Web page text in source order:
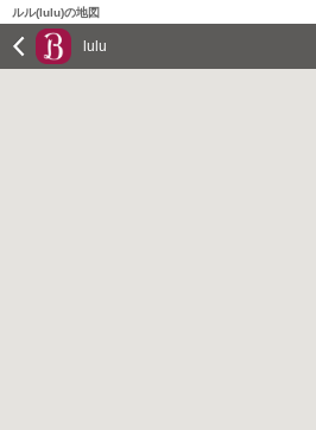
ルル(lulu)の地図
lulu